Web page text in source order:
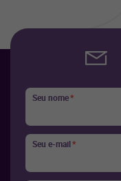
Seu nome*
Seu e-mail*